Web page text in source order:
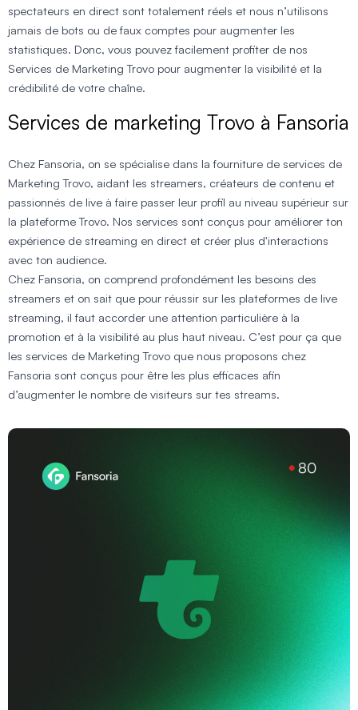
spectateurs en direct sont totalement réels et nous n’utilisons
jamais de bots ou de faux comptes pour augmenter les
statistiques. Donc, vous pouvez facilement profiter de nos
Services de Marketing Trovo pour augmenter la visibilité et la
crédibilité de votre chaîne.
Services de marketing Trovo à Fansoria
Chez Fansoria, on se spécialise dans la fourniture de services de
Marketing Trovo, aidant les streamers, créateurs de contenu et
passionnés de live à faire passer leur profil au niveau supérieur sur
la plateforme Trovo. Nos services sont conçus pour améliorer ton
expérience de streaming en direct et créer plus d'interactions
avec ton audience.
Chez Fansoria, on comprend profondément les besoins des
streamers et on sait que pour réussir sur les plateformes de live
streaming, il faut accorder une attention particulière à la
promotion et à la visibilité au plus haut niveau. C’est pour ça que
les services de Marketing Trovo que nous proposons chez
Fansoria sont conçus pour être les plus efficaces afin
d’augmenter le nombre de visiteurs sur tes streams.